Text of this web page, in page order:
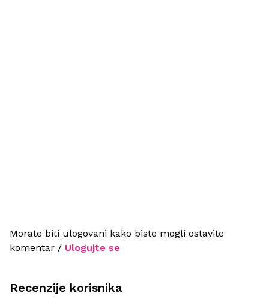
Morate biti ulogovani kako biste mogli ostavite
komentar / Ulogujte se
Recenzije korisnika